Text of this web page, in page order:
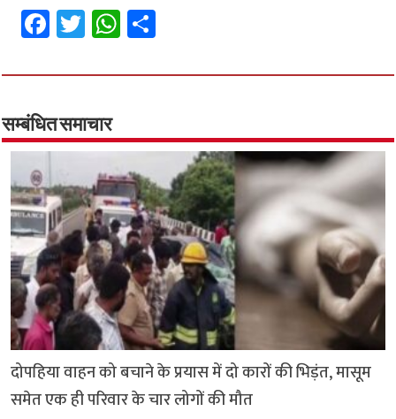
Fa
ce
b
o
o
k
T
wi
tt
er
W
h
at
p
p
ar
सम्बंधित समाचार
दोपहिया वाहन को बचाने के प्रयास में दो कारों की भिड़ंत, मासूम
समेत एक ही परिवार के चार लोगों की मौत